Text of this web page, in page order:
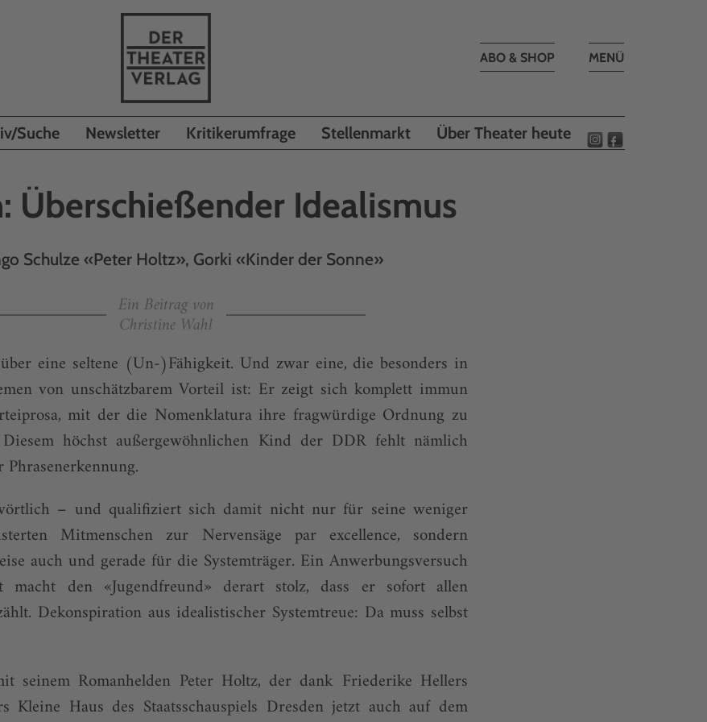
Toggle
MENÜ
ABO & SHOP
Suche Newsletter Kritikerumfrage Stellenmarkt Über Theater heute
Überschießender Idealismus
Schulze «Peter Holtz», Gorki «Kinder der Sonne»
Ein Beitrag von
Christine Wahl
eine seltene (Un-)Fähigkeit. Und zwar eine, die besonders in
von unschätzbarem Vorteil ist: Er zeigt sich komplett immun
mit der die Nomenklatura ihre fragwürdige Ordnung zu
höchst außergewöhnlichen Kind der DDR fehlt nämlich
– und quali­fiziert sich damit nicht nur für seine weniger
Mitmenschen zur Nervensäge par excellence, sondern
auch und gerade für die Systemträger. Ein Anwerbungsversuch
macht den «Jugendfreund» derart stolz, dass er sofort allen
Dekonspiration aus idealistischer Systemtreue: Da muss selbst
seinem Romanhelden Peter Holtz, der dank Friederike Hellers
Kleine Haus des Staatsschauspiels Dresden jetzt auch auf dem